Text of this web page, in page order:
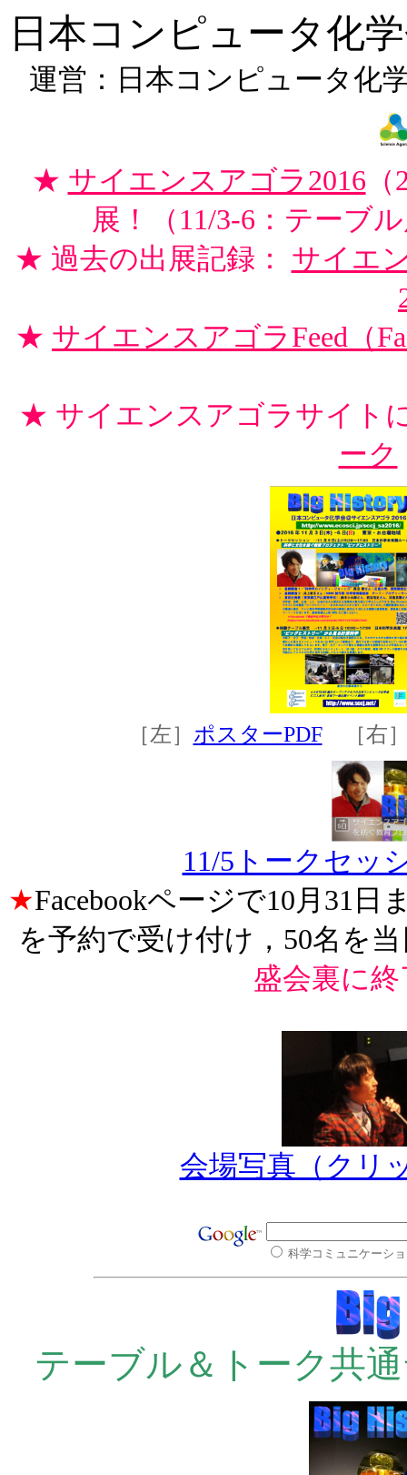
日本コンピュータ化
運営：日本コンピュータ化
★ サイエンスアゴラ2016
展！（11/3-6：テーブ
★ 過去の出展記録： サイエ
★ サイエンスアゴラFeed（
★ サイエンスアゴラサイト
ーク
［左］ ポスターPDF［右］
11/5トークセッ
★Facebookページで10月31日
を予約で受け付け，50名
盛会裏に
会場写真（クリ
科学コミュニケーシ
テーブル＆トーク共